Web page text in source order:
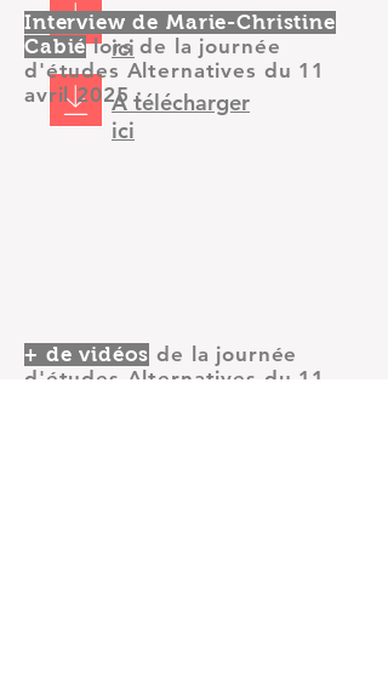
A télécharger
ici
A télécharger
ici
Interview de Marie-Christine
Cabié lors de la journée
d'études Alternatives du 11
avril 2025 :
+ de vidéos de la journée
d'études Alternatives du 11